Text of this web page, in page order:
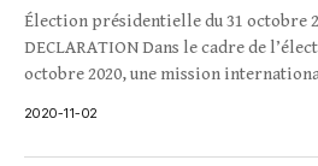
Élection présidentielle du 31 octobre
DECLARATION Dans le cadre de
octobre 2020, une mission
2020-11-02